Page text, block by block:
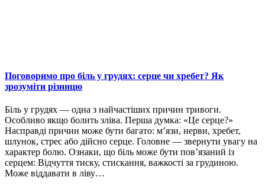
Поговоримо про біль у грудях: серце чи хребет? Як
зрозуміти різницю
Біль у грудях — одна з найчастіших причин тривоги.
Особливо якщо болить зліва. Перша думка: «Це серце?»
Насправді причин може бути багато: м’язи, нерви, хребет,
шлунок, стрес або дійсно серце. Головне — звернути увагу на
характер болю. Ознаки, що біль може бути пов’язаний із
серцем: Відчуття тиску, стискання, важкості за грудиною.
Може віддавати в ліву…